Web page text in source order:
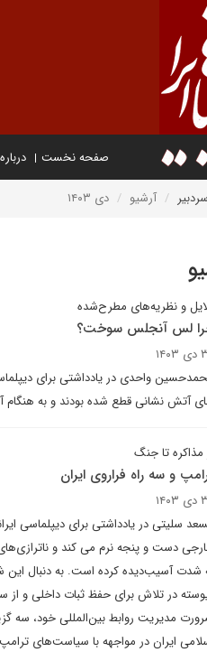
صفحه نخست
آرشیو دی ۱۴۰۳
و نظریه‌های مطرح‌شده
لس آنجلس سوخت؟
واحدی در یادداشتی برای
آتش نشانی قطع شده بودند و به
مذاکره تا جنگ
و سه راه فراروی ایران
سلیتی در یادداشتی برای دیپلماسی
دست و پنجه نرم می کند و
شدت آسیب‌دیده کرده است. به دنبال این
مدیریت روابط بین‌المللی خود، سه
ایران در مواجهه با سیاست‌های